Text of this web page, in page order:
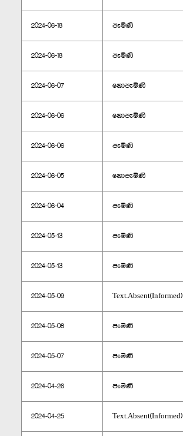
2024-06-18 පැමිණි
2024-06-18 පැමිණි
2024-06-07 නොපැමිණි
2024-06-06 නොපැමිණි
2024-06-06 පැමිණි
2024-06-05 නොපැමිණි
2024-06-04 පැමිණි
2024-05-13 පැමිණි
2024-05-13 පැමිණි
2024-05-09 Text.Absent(Informed)
2024-05-08 පැමිණි
2024-05-07 පැමිණි
2024-04-26 පැමිණි
2024-04-25 Text.Absent(Informed)